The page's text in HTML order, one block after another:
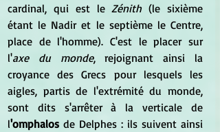
cardinal, qui est le Zénith (le sixième
étant le Nadir et le septième le Centre,
place de l'homme). C'est le placer sur
l'axe du monde, rejoignant ainsi la
croyance des Grecs pour lesquels les
aigles, partis de l'extrémité du monde,
sont dits s'arrêter à la verticale de
l'omphalos de Delphes : ils suivent ainsi